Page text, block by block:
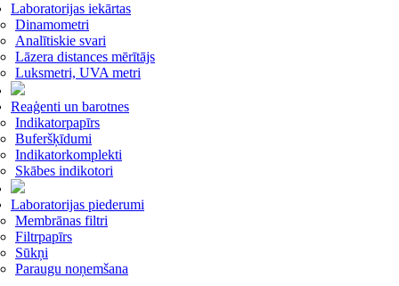
Laboratorijas iekārtas
Dinamometri
Analītiskie svari
Lāzera distances mērītājs
Luksmetri, UVA metri
Reaģenti un barotnes
Indikatorpapīrs
Buferšķīdumi
Indikatorkomplekti
Skābes indikotori
Laboratorijas piederumi
Membrānas filtri
Filtrpapīrs
Sūkņi
Paraugu noņemšana